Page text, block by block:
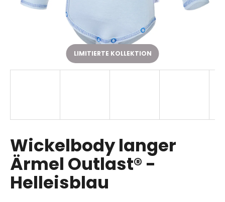
Wickelbody langer
Ärmel Outlast® -
Helleisblau
LIMITIERTE KOLLEKTION
SUCHEN
p
f
e
h
l
e